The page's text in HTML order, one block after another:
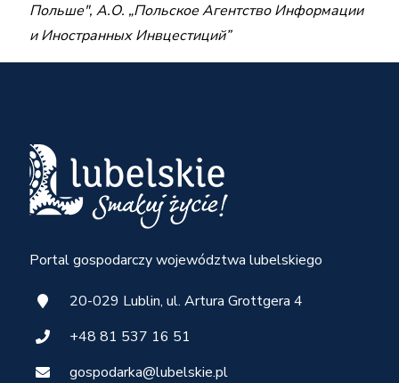
Польше", А.О. „Польское Агентство Информации
и Иностранных Инвцестиций”
Portal gospodarczy województwa lubelskiego
20-029 Lublin, ul. Artura Grottgera 4
+48 81 537 16 51
gospodarka@lubelskie.pl